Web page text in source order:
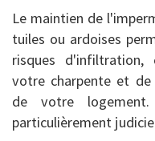
Le maintien de
tuiles ou ardoises
risques
votre charpente et de
de votre logement.
particulièrement